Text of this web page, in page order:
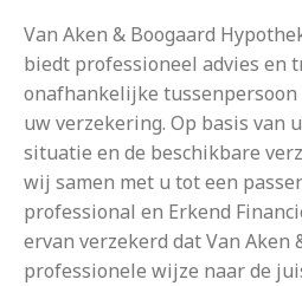
Van Aken & Boogaard
biedt professioneel advies en
onafhankelijke
uw verzekering. Op basis van
situatie en de beschikbare
wij samen met u tot een
professional en Erkend
ervan verzekerd dat Van Aken
professionele wijze naar de